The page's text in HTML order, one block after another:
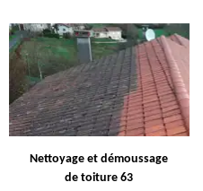
Nettoyage et démoussage
de toiture 63